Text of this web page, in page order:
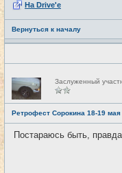
На Drive'e
Вернуться к началу
Н
е
в
с
е
т
и
Заслуженный
Ретрофест Сорокина 18-19 мая
Постараюсь быть,